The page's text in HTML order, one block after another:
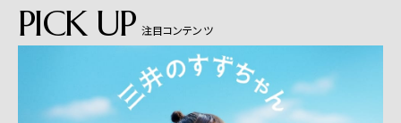
PICK UP 注目コンテンツ